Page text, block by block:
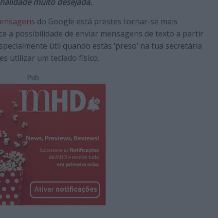
do Google está prestes tornar-se mais
a possibilidade de enviar mensagens de texto a partir
útil quando estás ‘preso’ na tua secretária
utilizar um teclado físico.
Pub